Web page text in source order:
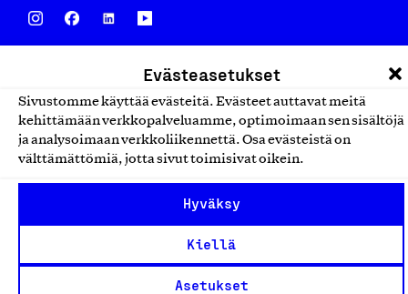
Evästeasetukset
Sivustomme käyttää evästeitä. Evästeet auttavat meitä
kehittämään verkkopalveluamme, optimoimaan sen sisältöjä
ja analysoimaan verkkoliikennettä. Osa evästeistä on
välttämättömiä, jotta sivut toimisivat oikein.
Hyväksy
Kiellä
Asetukset
Design From Finland
Yhteiskunnallinen Yritys -merkki